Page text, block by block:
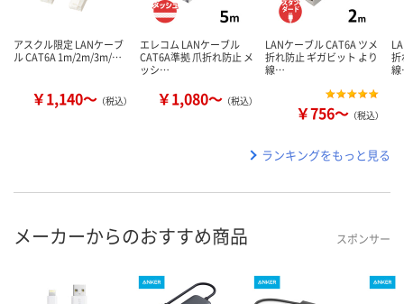
アスクル限定 LANケーブ
ル CAT6A 1m/2m/3m/…
￥1,140～ （税込）
エレコム LANケーブル
CAT6A準拠 爪折れ防止 メ
ッシ…
￥1,080～ （税込）
LANケーブル CAT6A ツメ
折れ防止 ギガビット より
線…
￥756～ （税込）
折
ランキングをもっと見る
メーカーからのおすすめ商品 スポンサー